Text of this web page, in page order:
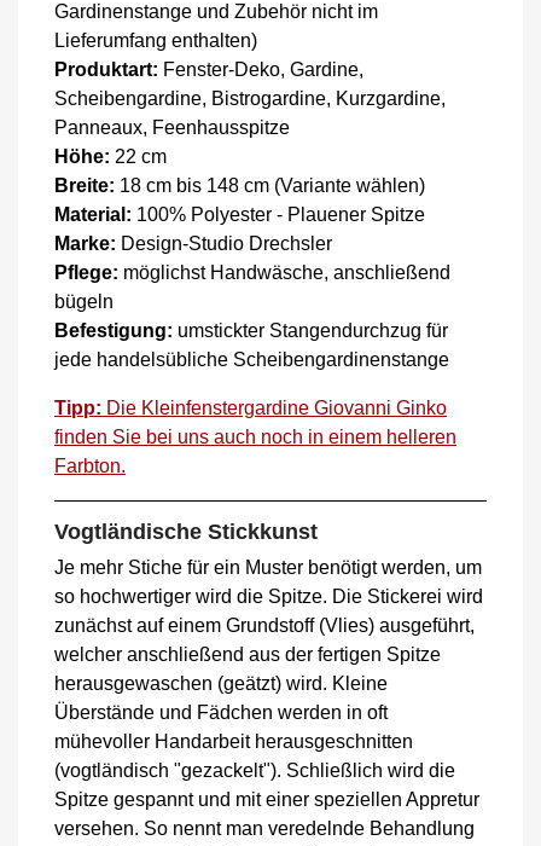
Gardinenstange und Zubehör nicht im
Lieferumfang enthalten)
Produktart: Fenster-Deko, Gardine,
Scheibengardine, Bistrogardine, Kurzgardine,
Panneaux, Feenhausspitze
Höhe: 22 cm
Breite: 18 cm bis 148 cm (Variante wählen)
Material: 100% Polyester - Plauener Spitze
Marke: Design-Studio Drechsler
Pflege: möglichst Handwäsche, anschließend
bügeln
Befestigung: umstickter Stangendurchzug für
jede handelsübliche Scheibengardinenstange
Tipp: Die Kleinfenstergardine Giovanni Ginko
finden Sie bei uns auch noch in einem helleren
Farbton.
Vogtländische Stickkunst
Je mehr Stiche für ein Muster benötigt werden, um
so hochwertiger wird die Spitze. Die Stickerei wird
zunächst auf einem Grundstoff (Vlies) ausgeführt,
welcher anschließend aus der fertigen Spitze
herausgewaschen (geätzt) wird. Kleine
Überstände und Fädchen werden in oft
mühevoller Handarbeit herausgeschnitten
(vogtländisch "gezackelt"). Schließlich wird die
Spitze gespannt und mit einer speziellen Appretur
versehen. So nennt man veredelnde Behandlung